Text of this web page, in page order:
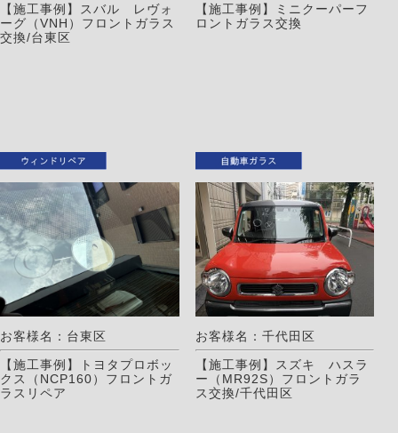
【施工事例】スバル レヴォ
ーグ（VNH）フロントガラス
交換/台東区
【施工事例】ミニクーパーフ
ロントガラス交換
お客様名：台東区
【施工事例】トヨタプロボッ
クス（NCP160）フロントガ
ラスリペア
お客様名：千代田区
【施工事例】スズキ ハスラ
ー（MR92S）フロントガラ
ス交換/千代田区